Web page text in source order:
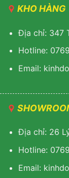
KHO HÀNG
Địa chỉ: 347
Hotline:
Email: k
Địa chỉ: 26
Hotline:
Email: k